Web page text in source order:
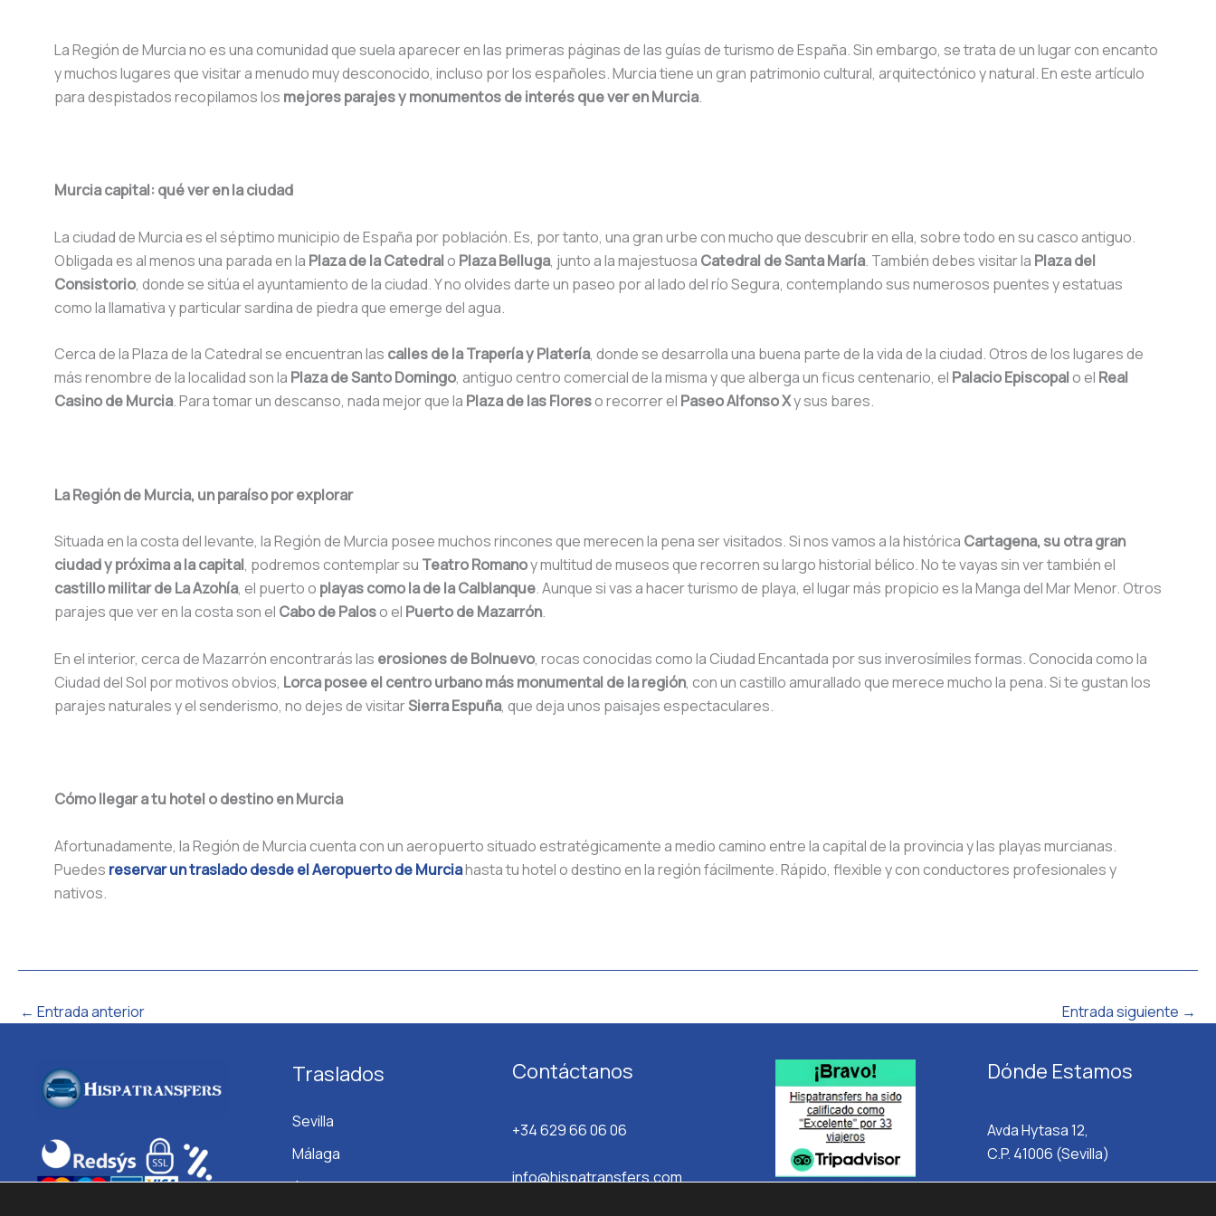
La Región de Murcia no es una comunidad que suela aparecer en las primeras páginas de las guías de turismo de España. Sin embargo, se trata de un lugar con encanto
y muchos lugares que visitar a menudo muy desconocido, incluso por los españoles. Murcia tiene un gran patrimonio cultural, arquitectónico y natural. En este artículo
para despistados recopilamos los mejores parajes y monumentos de interés que ver en Murcia.
Murcia capital: qué ver en la ciudad
La ciudad de Murcia es el séptimo municipio de España por población. Es, por tanto, una gran urbe con mucho que descubrir en ella, sobre todo en su casco antiguo.
Obligada es al menos una parada en la Plaza de la Catedralo Plaza Belluga, junto a la majestuosa Catedral de Santa María. También debes visitar la Plaza del
Consistorio, donde se sitúa el ayuntamiento de la ciudad. Y no olvides darte un paseo por al lado del río Segura, contemplando sus numerosos puentes y estatuas
como la llamativa y particular sardina de piedra que emerge del agua.
Cerca de la Plaza de la Catedral se encuentran las calles de la Trapería y Platería, donde se desarrolla una buena parte de la vida de la ciudad. Otros de los lugares de
más renombre de la localidad son la Plaza de Santo Domingo, antiguo centro comercial de la misma y que alberga un ficus centenario, el Palacio Episcopalo el Real
Casino de Murcia. Para tomar un descanso, nada mejor que la Plaza de las Floreso recorrer el Paseo Alfonso Xy sus bares.
La Región de Murcia, un paraíso por explorar
Situada en la costa del levante, la Región de Murcia posee muchos rincones que merecen la pena ser visitados. Si nos vamos a la histórica Cartagena, su otra gran
ciudad y próxima a la capital, podremos contemplar su Teatro Romanoy multitud de museos que recorren su largo historial bélico. No te vayas sin ver también el
castillo militar de La Azohía, el puerto o playas como la de la Calblanque. Aunque si vas a hacer turismo de playa, el lugar más propicio es la Manga del Mar Menor. Otros
parajes que ver en la costa son el Cabo de Paloso el Puerto de Mazarrón.
En el interior, cerca de Mazarrón encontrarás las erosiones de Bolnuevo, rocas conocidas como la Ciudad Encantada por sus inverosímiles formas. Conocida como la
Ciudad del Sol por motivos obvios, Lorca posee el centro urbano más monumental de la región, con un castillo amurallado que merece mucho la pena. Si te gustan los
parajes naturales y el senderismo, no dejes de visitarSierra Espuña, que deja unos paisajes espectaculares.
Cómo llegar a tu hotel o destino en Murcia
Afortunadamente, la Región de Murcia cuenta con un aeropuerto situado estratégicamente a medio camino entre la capital de la provincia y las playas murcianas.
Puedes reservar un traslado desde el Aeropuerto de Murciahasta tu hotel o destino en la región fácilmente. Rápido, flexible y con conductores profesionales y
nativos.
← Entrada anterior Entrada siguiente →
Traslados
Sevilla
Málaga
Jerez
Contáctanos
+34 629 66 06 06
info@hispatransfers.com
Dónde Estamos
Avda Hytasa 12,
C.P. 41006 (Sevilla)